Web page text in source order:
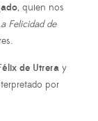
, quien nos
Felicidad de
de Utrera y
por